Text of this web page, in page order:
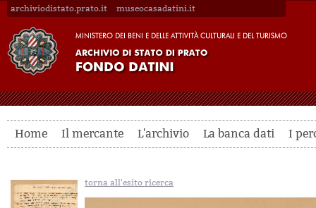
archiviodistato.prato.it museocasadatini.it
Home Il mercante L'archivio La banca dati I
torna all'esito ricerca